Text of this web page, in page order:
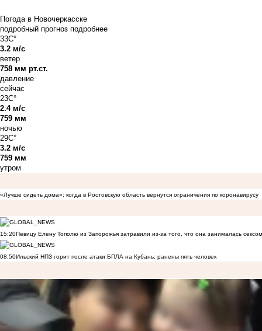
Погода в Новочеркасске
подробный прогноз подробнее
33C°
3.2 м/с
ветер
758 мм рт.ст.
давление
сейчас
23C°
2.4 м/с
759 мм
ночью
29C°
3.2 м/с
759 мм
утром
«Лучше сидеть дома»: когда в Ростовскую область вернутся ограничения по коронавирусу
15:20Певицу Елену Тополю из Запорожья затравили из-за того, что она занималась
08:50Ильский НПЗ горит после атаки БПЛА на Кубань: ранены пять человек